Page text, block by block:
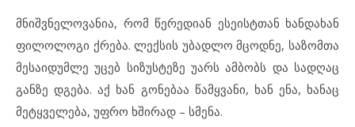
მნიშვნელოვანია, რომ წერედიან ესეისტთან ხანდახან
ფილოლოგი ქრება. ლექსის უბადლო მცოდნე, საზომთა
მესაიდუმლე უცებ სიზუსტეზე უარს ამბობს და სადღაც
განზე დგება. აქ ხან გონებაა წამყვანი, ხან ენა, ხანაც
მეტყველება, უფრო ხშირად – სმენა.